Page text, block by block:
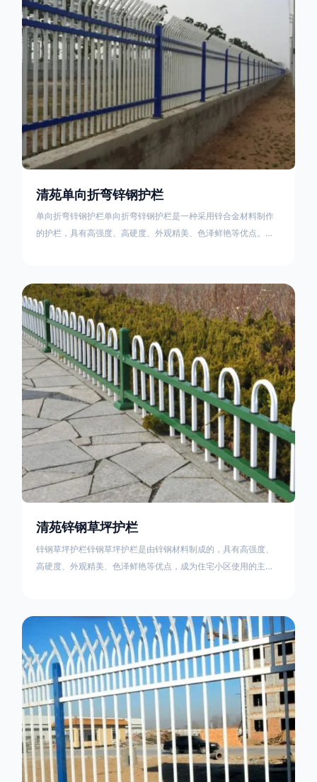
清苑单向折弯锌钢护栏
单向折弯锌钢护栏单向折弯锌钢护栏是一种采用锌合金材料制作
的护栏，具有高强度、高硬度、外观精美、色泽鲜艳等优点。该
再加上防盗垫圈，这样能够避免护栏被人轻易拆卸；适合于大批
量生产，能够很好的与自然相融合。单向折弯锌钢护栏可以用于
住宅小区、工厂院校、道路交通等场所。该产品具有高强度、高
硬度、外观
清苑锌钢草坪护栏
锌钢草坪护栏锌钢草坪护栏是由锌钢材料制成的，具有高强度、
高硬度、外观精美、色泽鲜艳等优点，成为住宅小区使用的主流
的使用方法主要是应用在人员行走的边界处，这就需要锌钢草坪
护栏产品的表面设计较为圆滑，减少人员不小心碰触锌钢草坪护
栏产品的伤害值。在安装前，土木建筑为砖砌或混凝土浇筑奠定
了的基础